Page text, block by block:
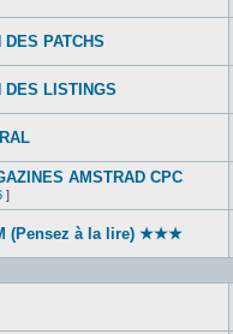
PATCHS
DES LISTINGS
AMSTRAD CPC
]
(Pensez à la lire) ★★★